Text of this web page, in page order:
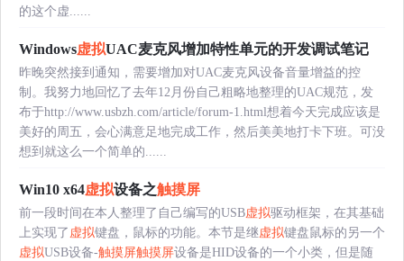
的这个虚......
Windows虚拟UAC麦克风增加特性单元的开发调试笔记
昨晚突然接到通知，需要增加对UAC麦克风设备音量增益的控
制。我努力地回忆了去年12月份自己粗略地整理的UAC规范，发
布于http://www.usbzh.com/article/forum-1.html想着今天完成应该是
美好的周五，会心满意足地完成工作，然后美美地打卡下班。可没
想到就这么一个简单的......
Win10 x64虚拟设备之触摸屏
前一段时间在本人整理了自己编写的USB虚拟驱动框架，在其基础
上实现了 虚拟键盘，鼠标的功能。本节是继虚拟键盘鼠标的另一个
虚拟USB设备-触摸屏触摸屏设备是HID设备的一个小类，但是随